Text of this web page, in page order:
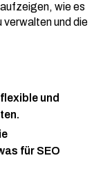
wie es
verwalten und die
und
für SEO